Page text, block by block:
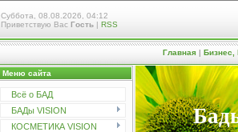
Суббота, 08.08.2026, 04:12
Приветствую Вас Гость | RSS
Главная| Бизнес,
Меню сайта
Всё о БАД
БАДы VISION
КОСМЕТИКА VISION